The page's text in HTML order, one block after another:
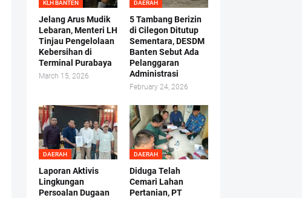
KLH BANTEN
Jelang Arus Mudik
Lebaran, Menteri LH
Tinjau Pengelolaan
Kebersihan di
Terminal Purabaya
March 15, 2026
DAERAH
5 Tambang Berizin
di Cilegon Ditutup
Sementara, DESDM
Banten Sebut Ada
Pelanggaran
Administrasi
February 24, 2026
DAERAH
Laporan Aktivis
Lingkungan
Persoalan Dugaan
DAERAH
Diduga Telah
Cemari Lahan
Pertanian, PT